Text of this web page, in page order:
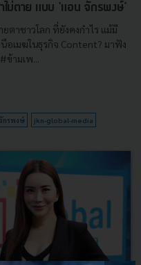
ม่ตาย แบบ 'แอน จักรพงษ์'
ตาชาวโลก ที่ยังคงกำไร แม้มี
อเมฆในธุรกิจ Content? มาฟัง
ามเพ...
กรพงษ์ jkn-global-media